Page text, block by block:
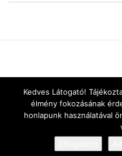
Kedves Látogató!
élmény fokozásának
honlapunk használatával